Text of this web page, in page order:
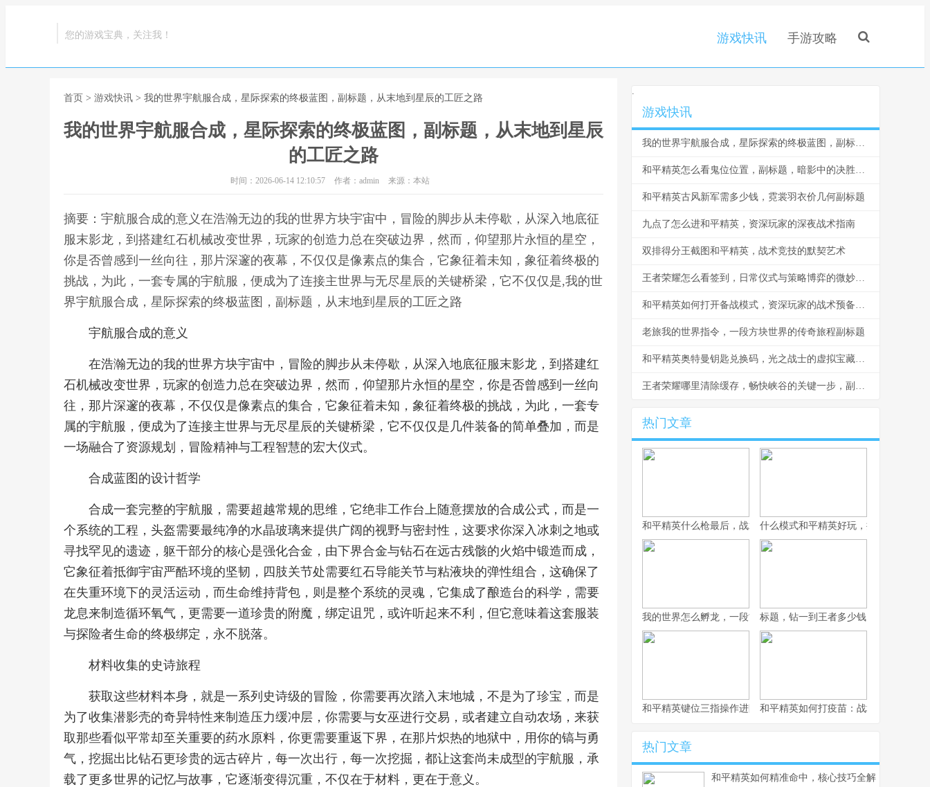
您的游戏宝典，关注我！ 游戏快讯 手游攻略
首页 > 游戏快讯 > 我的世界宇航服合成，星际探索的终极蓝图，副标题，从末地到星辰的工匠之路
我的世界宇航服合成，星际探索的终极蓝图，副标题，从末地到星辰
的工匠之路
时间：2026-06-14 12:10:57 作者：admin 来源：本站
摘要：宇航服合成的意义在浩瀚无边的我的世界方块宇宙中，冒险的脚步从未停歇，从深入地底征
服末影龙，到搭建红石机械改变世界，玩家的创造力总在突破边界，然而，仰望那片永恒的星空，
你是否曾感到一丝向往，那片深邃的夜幕，不仅仅是像素点的集合，它象征着未知，象征着终极的
挑战，为此，一套专属的宇航服，便成为了连接主世界与无尽星辰的关键桥梁，它不仅仅是,我的世
界宇航服合成，星际探索的终极蓝图，副标题，从末地到星辰的工匠之路
宇航服合成的意义
在浩瀚无边的我的世界方块宇宙中，冒险的脚步从未停歇，从深入地底征服末影龙，到搭建红
石机械改变世界，玩家的创造力总在突破边界，然而，仰望那片永恒的星空，你是否曾感到一丝向
往，那片深邃的夜幕，不仅仅是像素点的集合，它象征着未知，象征着终极的挑战，为此，一套专
属的宇航服，便成为了连接主世界与无尽星辰的关键桥梁，它不仅仅是几件装备的简单叠加，而是
一场融合了资源规划，冒险精神与工程智慧的宏大仪式。
合成蓝图的设计哲学
合成一套完整的宇航服，需要超越常规的思维，它绝非工作台上随意摆放的合成公式，而是一
个系统的工程，头盔需要最纯净的水晶玻璃来提供广阔的视野与密封性，这要求你深入冰刺之地或
寻找罕见的遗迹，躯干部分的核心是强化合金，由下界合金与钻石在远古残骸的火焰中锻造而成，
它象征着抵御宇宙严酷环境的坚韧，四肢关节处需要红石导能关节与粘液块的弹性组合，这确保了
在失重环境下的灵活运动，而生命维持背包，则是整个系统的灵魂，它集成了酿造台的科学，需要
龙息来制造循环氧气，更需要一道珍贵的附魔，绑定诅咒，或许听起来不利，但它意味着这套服装
与探险者生命的终极绑定，永不脱落。
材料收集的史诗旅程
获取这些材料本身，就是一系列史诗级的冒险，你需要再次踏入末地城，不是为了珍宝，而是
为了收集潜影壳的奇异特性来制造压力缓冲层，你需要与女巫进行交易，或者建立自动农场，来获
取那些看似平常却至关重要的药水原料，你更需要重返下界，在那片炽热的地狱中，用你的镐与勇
气，挖掘出比钻石更珍贵的远古碎片，每一次出行，每一次挖掘，都让这套尚未成型的宇航服，承
载了更多世界的记忆与故事，它逐渐变得沉重，不仅在于材料，更在于意义。
.
游戏快讯
我的世界宇航服合成，星际探索的终极蓝图，副标题，从末地到星辰的工匠之路
和平精英怎么看鬼位位置，副标题，暗影中的决胜艺术
和平精英古风新军需多少钱，霓裳羽衣价几何副标题
九点了怎么进和平精英，资深玩家的深夜战术指南
双排得分王截图和平精英，战术竞技的默契艺术
王者荣耀怎么看签到，日常仪式与策略博弈的微妙平衡
和平精英如何打开备战模式，资深玩家的战术预备指南
老旅我的世界指令，一段方块世界的传奇旅程副标题
和平精英奥特曼钥匙兑换码，光之战士的虚拟宝藏，副标题，解锁神秘力量的数字密钥
王者荣耀哪里清除缓存，畅快峡谷的关键一步，副标题，资深玩家的实战优化指南
热门文章
和平精英什么枪最后，战术博弈与心理博弈的终极考验
什么模式和平精英好玩，探寻战术竞技
我的世界怎么孵龙，一段古老传说的复苏之旅标题，钻一到王者多少钱，一场段位攀
和平精英键位三指操作进阶指南，从入门到精通的战场掌控术
和平精英如何打疫苗：战场生存的免疫
热门文章
和平精英如何精准命中，核心技巧全解，副标题，